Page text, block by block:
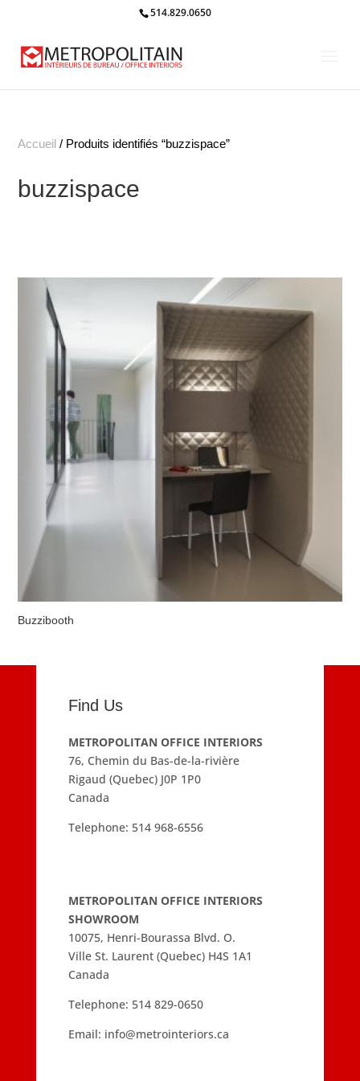
514.829.0650
Accueil / Produits identifiés “buzzispace”
buzzispace
Buzzibooth
Find Us
METROPOLITAN OFFICE INTERIORS
76, Chemin du Bas-de-la-rivière
Rigaud (Quebec) J0P 1P0
Canada
Telephone: 514 968-6556
METROPOLITAN OFFICE INTERIORS
SHOWROOM
10075, Henri-Bourassa Blvd. O.
Ville St. Laurent (Quebec) H4S 1A1
Canada
Telephone: 514 829-0650
Email: info@metrointeriors.ca